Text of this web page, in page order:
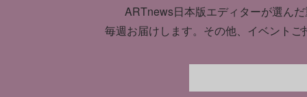
ARTnews日本版エディターが選んだ
毎週お届けします。 その他、イベント